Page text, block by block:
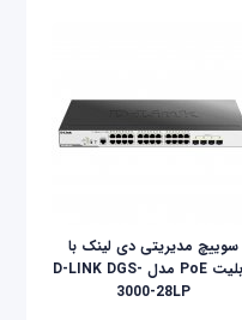
سوییچ مدیریتی دی لینک با
قابلیت PoE مدل D-LINK DGS-
3000-28LP